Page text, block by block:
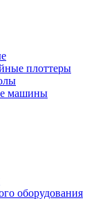
плоттеры
машины
оборудования